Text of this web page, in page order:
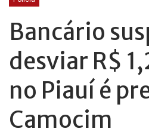
Bancário
desviar R$
no Piauí é
Camocim